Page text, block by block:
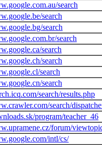
search
search
search
search
search
search
search
search
search/results.php
search/
program/teacher_46
forum/
intl/cs/